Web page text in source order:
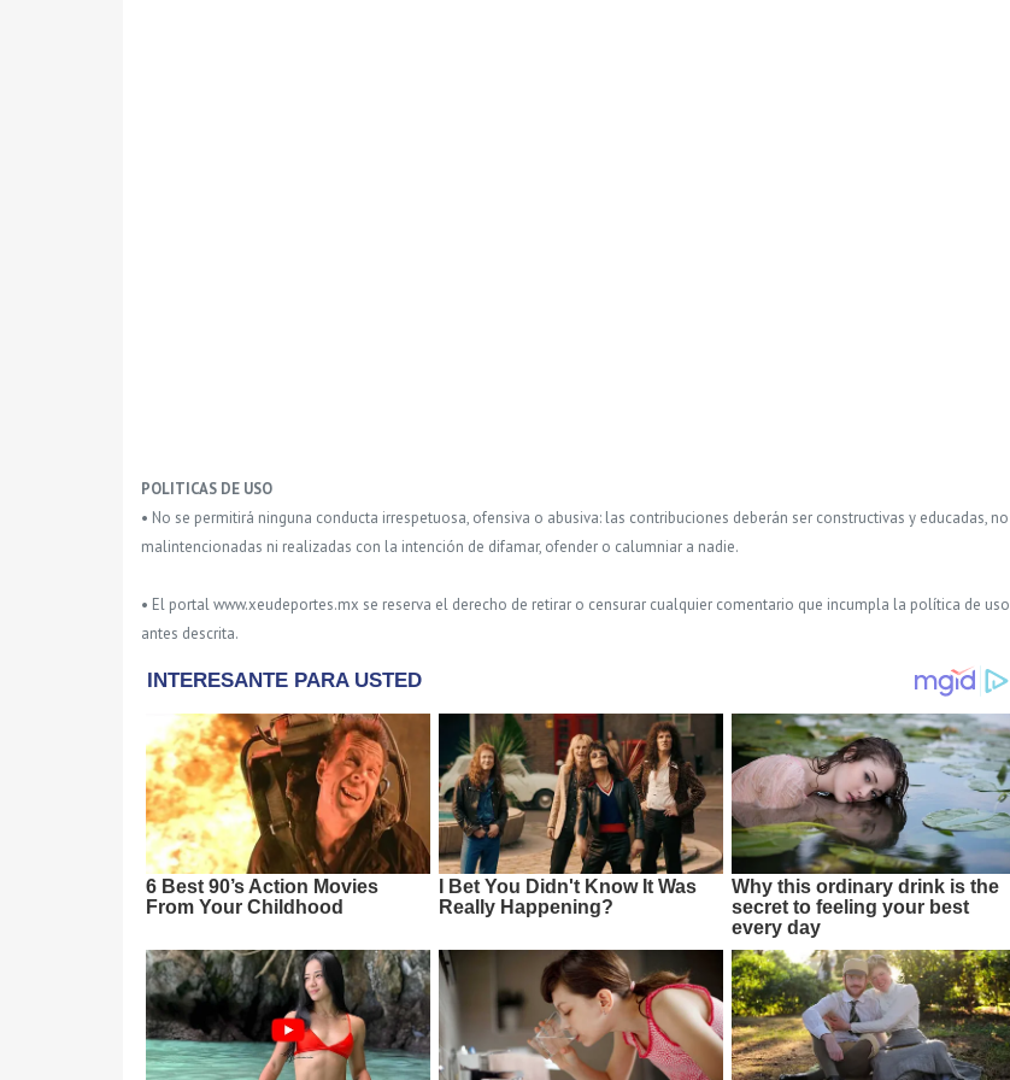
POLITICAS DE USO
• No se permitirá ninguna conducta irrespetuosa, ofensiva o abusiva: las contribuciones deberán ser constructivas y educadas, no
malintencionadas ni realizadas con la intención de difamar, ofender o calumniar a nadie.
• El portal www.xeudeportes.mx se reserva el derecho de retirar o censurar cualquier comentario que incumpla la política de uso
antes descrita.